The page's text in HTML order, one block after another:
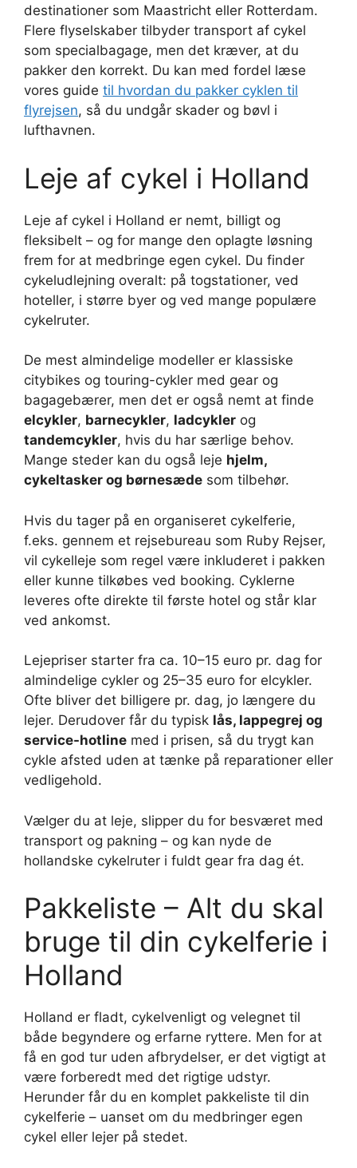
destinationer som Maastricht eller Rotterdam.
Flere flyselskaber tilbyder transport af cykel
som specialbagage, men det kræver, at du
pakker den korrekt. Du kan med fordel læse
vores guide til hvordan du pakker cyklen til
flyrejsen, så du undgår skader og bøvl i
lufthavnen.
Leje af cykel i Holland
Leje af cykel i Holland er nemt, billigt og
fleksibelt – og for mange den oplagte løsning
frem for at medbringe egen cykel. Du finder
cykeludlejning overalt: på togstationer, ved
hoteller, i større byer og ved mange populære
cykelruter.
De mest almindelige modeller er klassiske
citybikes og touring-cykler med gear og
bagagebærer, men det er også nemt at finde
elcykler, barnecykler, ladcykler og
tandemcykler, hvis du har særlige behov.
Mange steder kan du også leje hjelm,
cykeltasker og børnesæde som tilbehør.
Hvis du tager på en organiseret cykelferie,
f.eks. gennem et rejsebureau som Ruby Rejser,
vil cykelleje som regel være inkluderet i pakken
eller kunne tilkøbes ved booking. Cyklerne
leveres ofte direkte til første hotel og står klar
ved ankomst.
Lejepriser starter fra ca. 10–15 euro pr. dag for
almindelige cykler og 25–35 euro for elcykler.
Ofte bliver det billigere pr. dag, jo længere du
lejer. Derudover får du typisk lås, lappegrej og
service-hotline med i prisen, så du trygt kan
cykle afsted uden at tænke på reparationer eller
vedligehold.
Vælger du at leje, slipper du for besværet med
transport og pakning – og kan nyde de
hollandske cykelruter i fuldt gear fra dag ét.
Pakkeliste – Alt du skal
bruge til din cykelferie i
Holland
Holland er fladt, cykelvenligt og velegnet til
både begyndere og erfarne ryttere. Men for at
få en god tur uden afbrydelser, er det vigtigt at
være forberedt med det rigtige udstyr.
Herunder får du en komplet pakkeliste til din
cykelferie – uanset om du medbringer egen
cykel eller lejer på stedet.